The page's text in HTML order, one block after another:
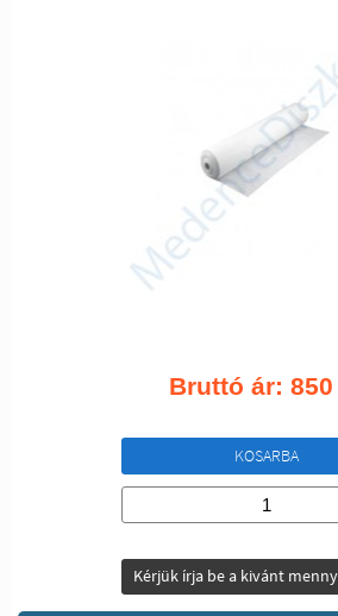
Bruttó ár: 850
KOSARBA
Kérjük írja be a kivánt